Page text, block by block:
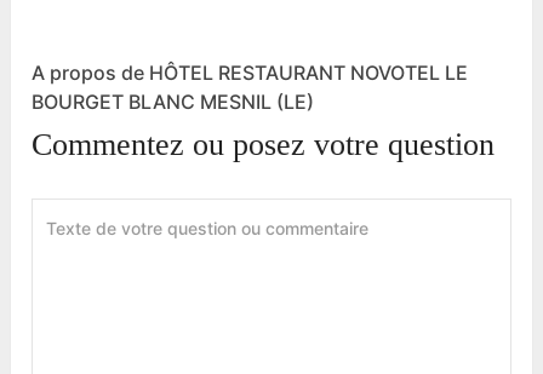
A propos de HÔTEL RESTAURANT NOVOTEL LE
BOURGET BLANC MESNIL (LE)
Commentez ou posez votre question